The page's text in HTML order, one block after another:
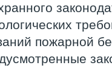
пожарной